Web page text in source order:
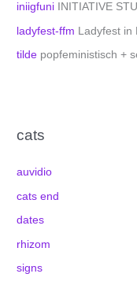
iniigfuni INITIATIVE
ladyfest-ffm Ladyfest in
tilde popfeministisch +
cats
auvidio
cats end
dates
rhizom
signs